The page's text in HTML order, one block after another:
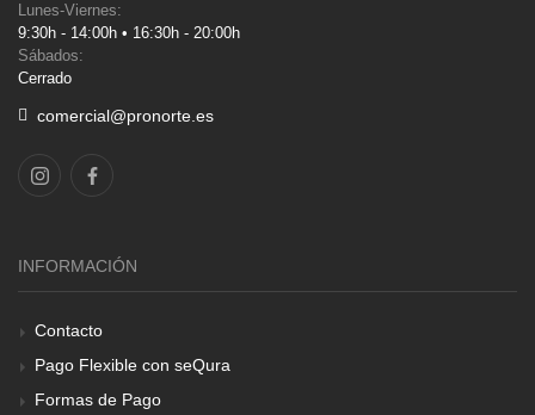
Lunes-Viernes:
9:30h - 14:00h • 16:30h - 20:00h
Sábados:
Cerrado
comercial@pronorte.es
INFORMACIÓN
Contacto
Pago Flexible con seQura
Formas de Pago